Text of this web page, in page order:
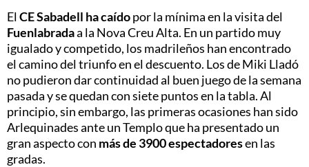
ElCE Sabadell ha caídopor la mínima en la visita del
Fuenlabradaa la Nova Creu Alta. En un partido muy
igualado y competido, los madrileños han encontrado
el camino del triunfo en el descuento. Los de Miki Lladó
no pudieron dar continuidad al buen juego de la semana
pasada y se quedan con siete puntos en la tabla. Al
principio, sin embargo, las primeras ocasiones han sido
Arlequinades ante un Templo que ha presentado un
gran aspecto con más de 3900 espectadoresen las
gradas.